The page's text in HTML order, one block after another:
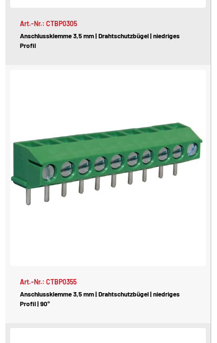
Art.-Nr.: CTBP0305
Anschlussklemme 3,5 mm | Drahtschutzbügel | niedriges
Profil
Art.-Nr.: CTBP0355
Anschlussklemme 3,5 mm | Drahtschutzbügel | niedriges
Profil | 90°